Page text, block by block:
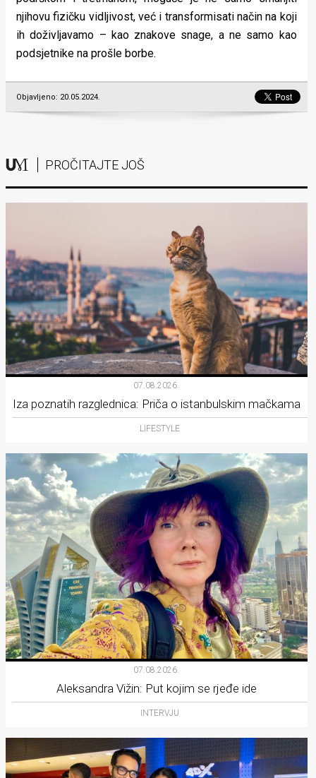
njihovu fizičku vidljivost, već i transformisati način na koji
ih doživljavamo – kao znakove snage, a ne samo kao
podsjetnike na prošle borbe.
Objavljeno: 20.05.2024.
PROČITAJTE JOŠ
07.08.2026.
Iza poznatih razglednica: Priča o istanbulskim mačkama
LIFESTYLE
07.08.2026.
Aleksandra Vižin: Put kojim se rjeđe ide
INTERVJU